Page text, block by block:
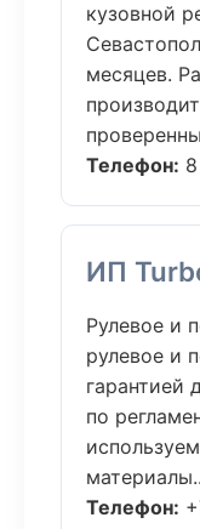
кузовной
месяцев.
Телефон:
ИП
Рулевое и
рулевое и
гарантией
по
Телефон: